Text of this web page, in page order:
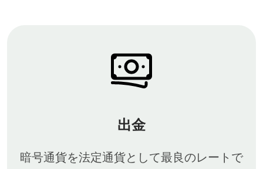
出金
暗号通貨を法定通貨として最良のレートで